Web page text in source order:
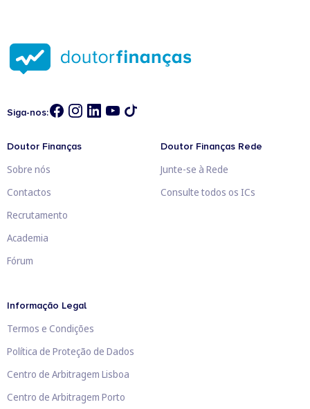
Siga-nos:
Doutor Finanças
Sobre nós
Contactos
Recrutamento
Academia
Fórum
Doutor Finanças Rede
Junte-se à Rede
Consulte todos os ICs
Informação Legal
Termos e Condições
Política de Proteção de Dados
Centro de Arbitragem Lisboa
Centro de Arbitragem Porto